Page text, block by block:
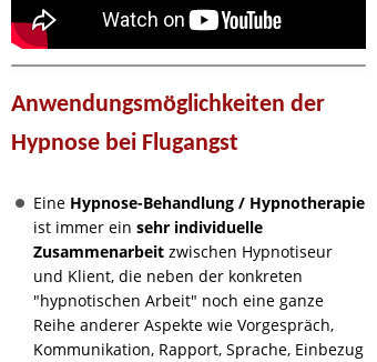
Anwendungsmöglichkeiten der
Hypnose bei Flugangst
Eine Hypnose-Behandlung / Hypnotherapie
ist immer ein sehr individuelle
Zusammenarbeit zwischen Hypnotiseur
und Klient, die neben der konkreten
"hypnotischen Arbeit" noch eine ganze
Reihe anderer Aspekte wie Vorgespräch,
Kommunikation, Rapport, Sprache, Einbezug